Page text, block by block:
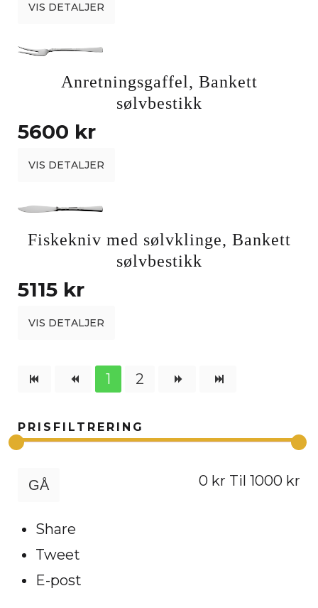
VIS DETALJER
Anretningsgaffel, Bankett
sølvbestikk
5600 kr
VIS DETALJER
Fiskekniv med sølvklinge, Bankett
sølvbestikk
5115 kr
VIS DETALJER
1 2
PRISFILTRERING
0 kr Til 1000 kr
Share
Tweet
E-post